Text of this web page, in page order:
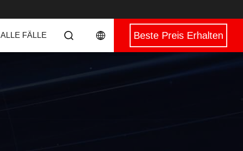
ALLE FÄLLE Beste Preis Erhalten